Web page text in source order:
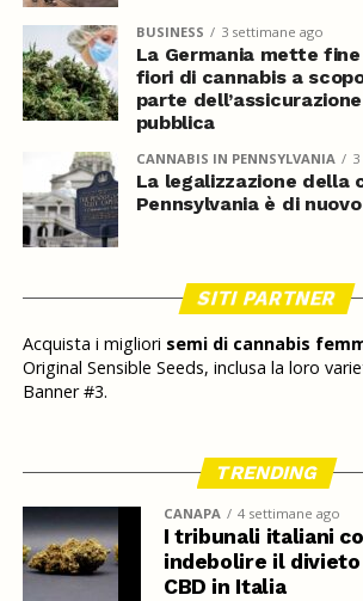
BUSINESS 3 settimane ago
La Germania mette
fiori di cannabis a
parte
pubblica
CANNABIS IN PENNSYLVANIA
La legalizzazione della
Pennsylvania è di
SITI PARTNER
Acquista i migliori semi di cannabis
Original Sensible Seeds, inclusa la loro
Banner #3.
TRENDING
CANAPA 4 settimane ago
I tribunali italiani
indebolire il
CBD in Italia